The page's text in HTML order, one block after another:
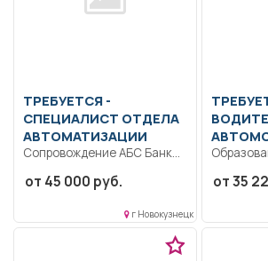
ТРЕБУЕТСЯ -
СПЕЦИАЛИСТ ОТДЕЛА
АВТОМАТИЗАЦИИ
Сопровождение АБС Банка,
банка, в т.ч. новых...
от 45 000 руб.
г Новокузнецк
от 35